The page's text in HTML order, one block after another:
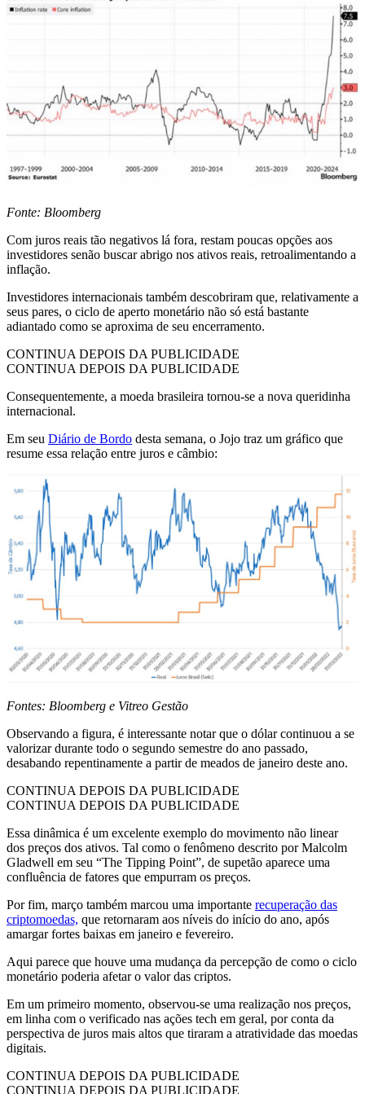
Fonte: Bloomberg
Com juros reais tão negativos lá fora, restam poucas opções aos
investidores senão buscar abrigo nos ativos reais, retroalimentando a
inflação.
Investidores internacionais também descobriram que, relativamente a
seus pares, o ciclo de aperto monetário não só está bastante
adiantado como se aproxima de seu encerramento.
CONTINUA DEPOIS DA PUBLICIDADE
CONTINUA DEPOIS DA PUBLICIDADE
Consequentemente, a moeda brasileira tornou-se a nova queridinha
internacional.
Em seu Diário de Bordo desta semana, o Jojo traz um gráfico que
resume essa relação entre juros e câmbio:
Fontes: Bloomberg e Vitreo Gestão
Observando a figura, é interessante notar que o dólar continuou a se
valorizar durante todo o segundo semestre do ano passado,
desabando repentinamente a partir de meados de janeiro deste ano.
CONTINUA DEPOIS DA PUBLICIDADE
CONTINUA DEPOIS DA PUBLICIDADE
Essa dinâmica é um excelente exemplo do movimento não linear
dos preços dos ativos. Tal como o fenômeno descrito por Malcolm
Gladwell em seu “The Tipping Point”, de supetão aparece uma
confluência de fatores que empurram os preços.
Por fim, março também marcou uma importante recuperação das
criptomoedas, que retornaram aos níveis do início do ano, após
amargar fortes baixas em janeiro e fevereiro.
Aqui parece que houve uma mudança da percepção de como o ciclo
monetário poderia afetar o valor das criptos.
Em um primeiro momento, observou-se uma realização nos preços,
em linha com o verificado nas ações tech em geral, por conta da
perspectiva de juros mais altos que tiraram a atratividade das moedas
digitais.
CONTINUA DEPOIS DA PUBLICIDADE
CONTINUA DEPOIS DA PUBLICIDADE